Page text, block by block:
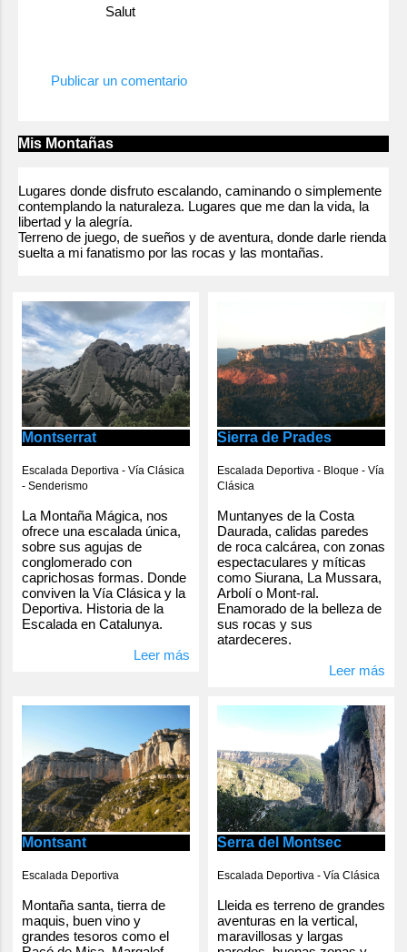
Salut
Publicar un comentario
Mis Montañas
Lugares donde disfruto escalando, caminando o simplemente
contemplando la naturaleza. Lugares que me dan la vida, la
libertad y la alegría.
Terreno de juego, de sueños y de aventura, donde darle rienda
suelta a mi fanatismo por las rocas y las montañas.
Montserrat
Escalada Deportiva - Vía Clásica
- Senderismo
La Montaña Mágica, nos
ofrece una escalada única,
sobre sus agujas de
conglomerado con
caprichosas formas. Donde
conviven la Vía Clásica y la
Deportiva. Historia de la
Escalada en Catalunya.
Leer más
Sierra de Prades
Escalada Deportiva - Bloque - Vía
Clásica
Muntanyes de la Costa
Daurada, calidas paredes
de roca calcárea, con zonas
espectaculares y míticas
como Siurana, La Mussara,
Arbolí o Mont-ral.
Enamorado de la belleza de
sus rocas y sus
atardeceres.
Leer más
Montsant
Escalada Deportiva
Montaña santa, tierra de
maquis, buen vino y
grandes tesoros como el
Serra del Montsec
Escalada Deportiva - Vía Clásica
Lleida es terreno de grandes
aventuras en la vertical,
maravillosas y largas